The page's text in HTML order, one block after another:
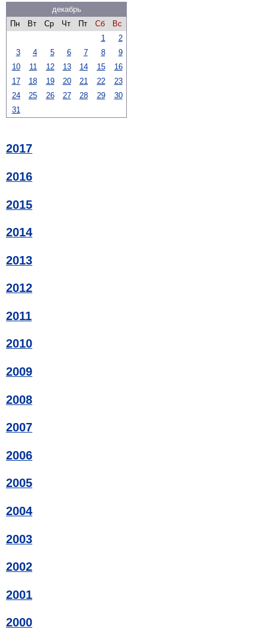
декабрь
Пн
Вт Ср Чт Пт Сб
Вс
1
2
3
4 5 6 7 8
9
10
11 12 13 14 15
16
17
18 19 20 21 22
23
24
25 26 27 28 29
30
31
2017
2016
2015
2014
2013
2012
2011
2010
2009
2008
2007
2006
2005
2004
2003
2002
2001
2000